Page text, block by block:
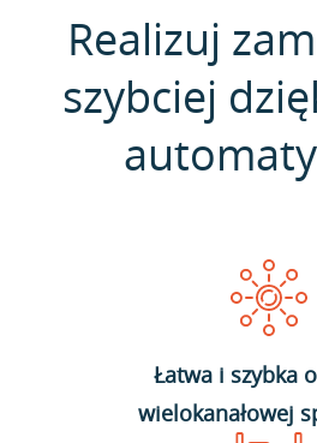
Realizuj
szybciej
Łatwa i szybka
wielokanałowej